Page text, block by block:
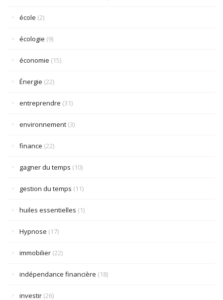
école (2)
écologie (9)
économie (15)
Énergie (22)
entreprendre (31)
environnement (3)
finance (22)
gagner du temps (10)
gestion du temps (11)
huiles essentielles (1)
Hypnose (17)
immobilier (22)
indépendance financière (18)
investir (26)